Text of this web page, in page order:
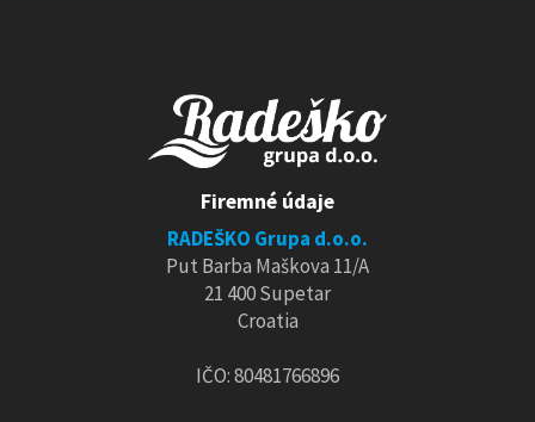
Firemné údaje
RADEŠKO Grupa d.o.o.
Put Barba Maškova 11/A
21 400 Supetar
Croatia
IČO: 80481766896